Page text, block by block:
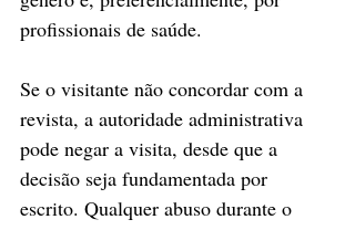
profissionais de saúde.
Se o visitante não concordar com a
revista, a autoridade administrativa
pode negar a visita, desde que a
decisão seja fundamentada por
escrito. Qualquer abuso durante o